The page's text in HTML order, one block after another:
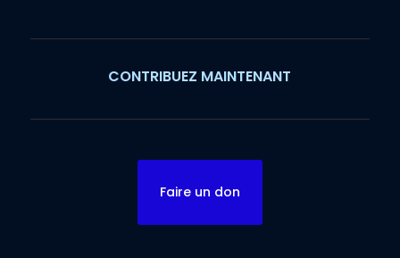
CONTRIBUEZ MAINTENANT
Faire un don